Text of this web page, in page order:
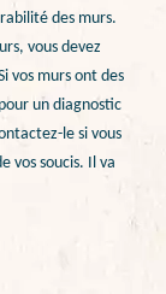
des murs.
vous devez
vos murs ont des
un diagnostic
le si vous
vos soucis. Il va